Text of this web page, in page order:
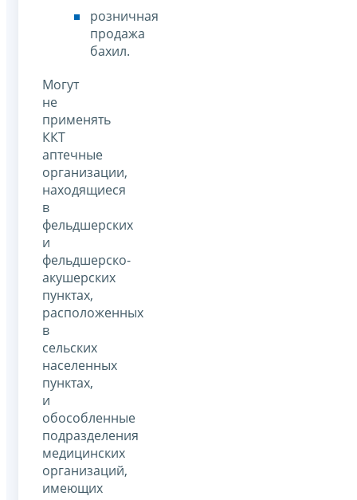
розничная
продажа
бахил.
Могут
не
применять
ККТ
аптечные
организации,
находящиеся
в
фельдшерских
и
фельдшерско-
акушерских
пунктах,
расположенных
в
сельских
населенных
пунктах,
и
обособленные
подразделения
медицинских
организаций,
имеющих